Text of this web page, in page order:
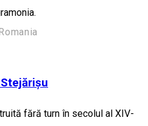
fără turn în secolul al XIV-